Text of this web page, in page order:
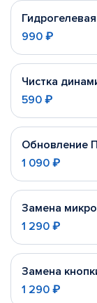
990 ₽
Чистка
590 ₽
Обновление
1 090 ₽
Замена
1 290 ₽
Замена
1 290 ₽